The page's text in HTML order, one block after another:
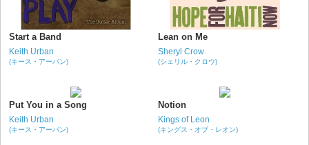
Start a Band
Keith Urban
(キース・アーバン)
Lean on Me
Sheryl Crow
(シェリル・クロウ)
Put You in a Song
Keith Urban
(キース・アーバン)
Notion
Kings of Leon
(キングス・オブ・レオン)